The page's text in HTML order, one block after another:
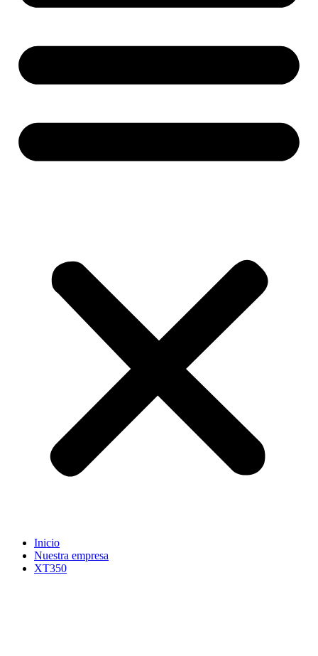
Inicio
Nuestra empresa
XT350